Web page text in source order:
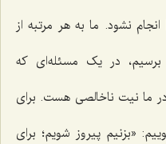
نشود. ما به هر مرتبه از
در یک مسئله‌ای که
ما نیت ناخالصی هست. برای
«بزنیم پیروز شویم؛ برای